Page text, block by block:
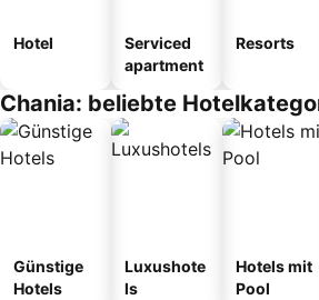
Hotel
Serviced
apartment
Resorts
Chania: beliebte
Günstige
Hotels
Luxushote
ls
Hotels mit
Pool